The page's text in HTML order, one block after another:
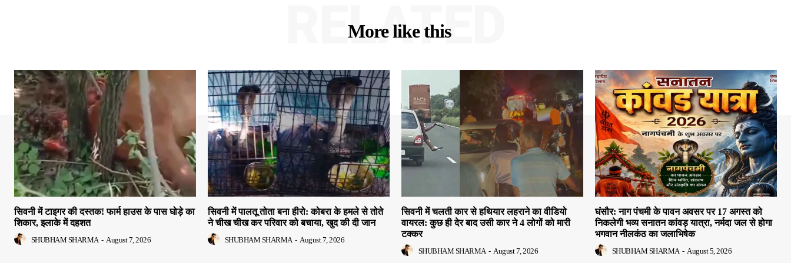
More like this
RELATED
सिवनी में टाइगर की दस्तक! फार्म हाउस के पास घोड़े का
शिकार, इलाके में दहशत
SHUBHAM SHARMA - August 7, 2026
सिवनी में पालतू तोता बना हीरो: कोबरा के हमले से तोते
ने चीख चीख कर परिवार को बचाया, खुद की दी जान
SHUBHAM SHARMA - August 7, 2026
सिवनी में चलती कार से हथियार लहराने का वीडियो
वायरल: कुछ ही देर बाद उसी कार ने 4 लोगों को मारी
टक्कर
SHUBHAM SHARMA - August 7, 2026
घंसौर: नाग पंचमी के पावन अवसर पर 17 अगस्त को
निकलेगी भव्य सनातन कांवड़ यात्रा, नर्मदा जल से होगा
भगवान नीलकंठ का जलाभिषेक
SHUBHAM SHARMA - August 5, 2026